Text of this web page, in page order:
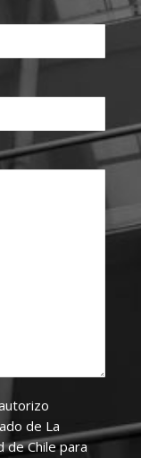
de La
de Chile para